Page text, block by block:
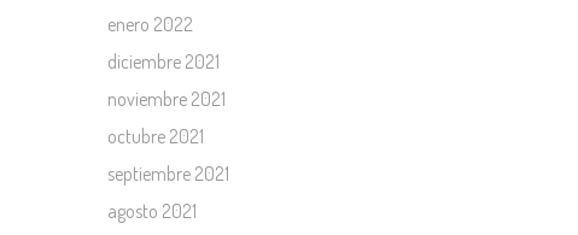
enero 2022
diciembre 2021
noviembre 2021
octubre 2021
septiembre 2021
agosto 2021